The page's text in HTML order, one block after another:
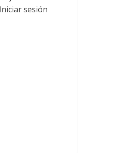
sesión